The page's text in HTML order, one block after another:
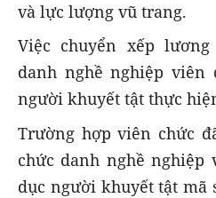
và lực lượng vũ trang.
Việc chuyển xếp
danh nghề nghiệp viên
người khuyết tật thực
Trường hợp viên chức
chức danh nghề nghiệp
dục người khuyết tật mã